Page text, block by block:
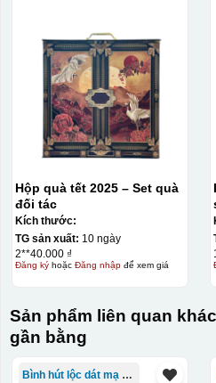
Hộp quà tết 2025 – Set quà
đối tác
Kích thước:
TG sản xuất: 10 ngày
2**40.000 ₫
Đăng kýhoặc Đăng nhậpđể xem giá
Sản phẩm liên quan
gần bằng
Bình hút lộc dát mạ vàng